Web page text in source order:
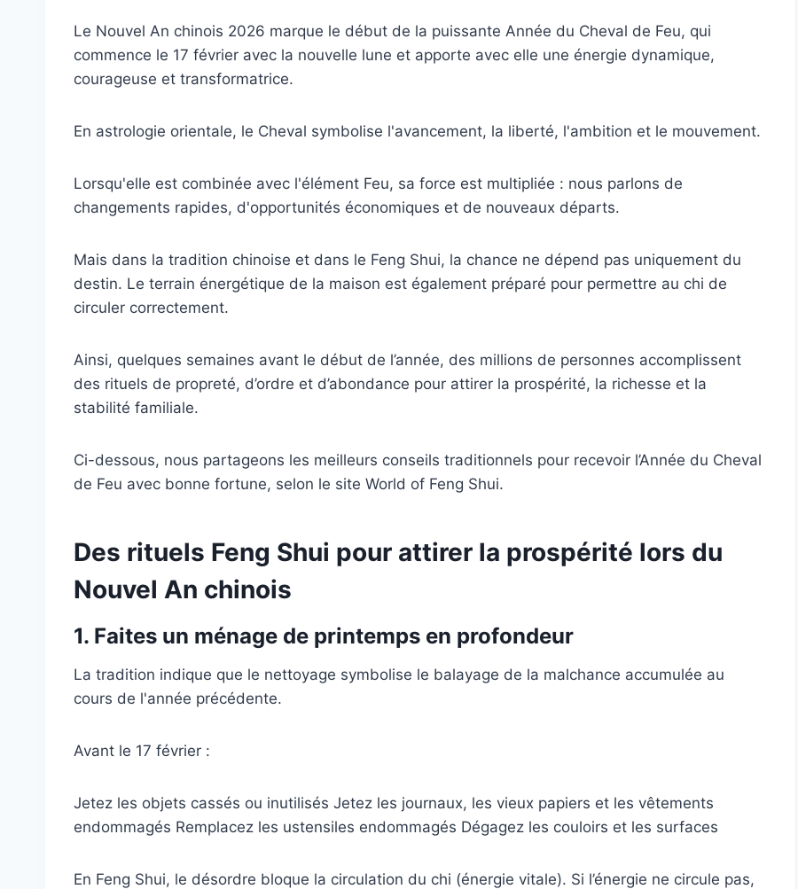
Le Nouvel An chinois 2026 marque le début de la puissante Année du Cheval de Feu, qui
commence le 17 février avec la nouvelle lune et apporte avec elle une énergie dynamique,
courageuse et transformatrice.
En astrologie orientale, le Cheval symbolise l'avancement, la liberté, l'ambition et le mouvement.
Lorsqu'elle est combinée avec l'élément Feu, sa force est multipliée : nous parlons de
changements rapides, d'opportunités économiques et de nouveaux départs.
Mais dans la tradition chinoise et dans le Feng Shui, la chance ne dépend pas uniquement du
destin. Le terrain énergétique de la maison est également préparé pour permettre au chi de
circuler correctement.
Ainsi, quelques semaines avant le début de l’année, des millions de personnes accomplissent
des rituels de propreté, d’ordre et d’abondance pour attirer la prospérité, la richesse et la
stabilité familiale.
Ci-dessous, nous partageons les meilleurs conseils traditionnels pour recevoir l’Année du Cheval
de Feu avec bonne fortune, selon le site World of Feng Shui.
Des rituels Feng Shui pour attirer la prospérité lors du
Nouvel An chinois
1. Faites un ménage de printemps en profondeur
La tradition indique que le nettoyage symbolise le balayage de la malchance accumulée au
cours de l'année précédente.
Avant le 17 février :
Jetez les objets cassés ou inutilisés Jetez les journaux, les vieux papiers et les vêtements
endommagés Remplacez les ustensiles endommagés Dégagez les couloirs et les surfaces
En Feng Shui, le désordre bloque la circulation du chi (énergie vitale). Si l’énergie ne circule pas,